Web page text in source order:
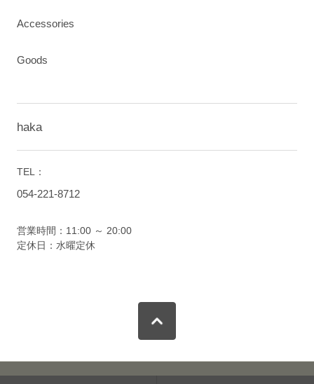
Accessories
Goods
haka
TEL：
054-221-8712
営業時間：11:00 ～ 20:00
定休日：水曜定休